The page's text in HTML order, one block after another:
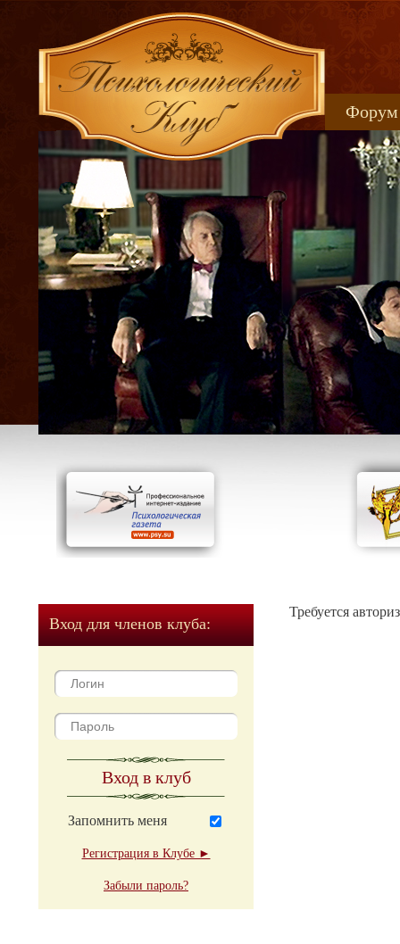
Форум
Вход для членов клуба:
Вход в клуб
Запомнить меня
Регистрация в Клубе ►
Забыли пароль?
Требуется